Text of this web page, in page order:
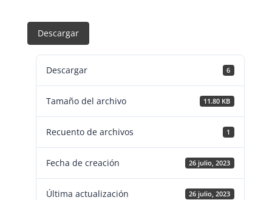
Descargar
Descargar 6
Tamaño del archivo 11.80 KB
Recuento de archivos 1
Fecha de creación 26 julio, 2023
Última actualización 26 julio, 2023